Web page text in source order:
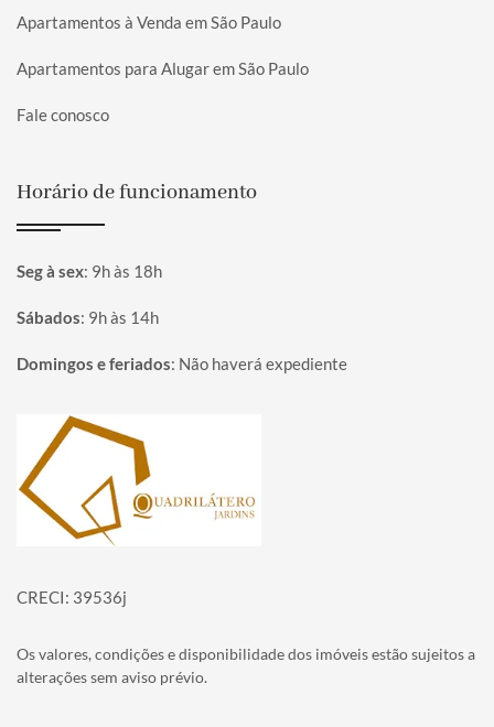
Apartamentos à Venda em São Paulo
Apartamentos para Alugar em São Paulo
Fale conosco
Horário de funcionamento
Seg à sex: 9h às 18h
Sábados: 9h às 14h
Domingos e feriados: Não haverá expediente
Página inicial
CRECI: 39536j
Os valores, condições e disponibilidade dos imóveis estão sujeitos a
alterações sem aviso prévio.